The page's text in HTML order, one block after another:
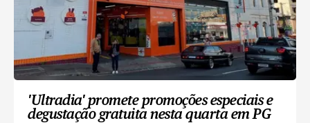
'Ultradia' promete promoções especiais e
degustação gratuita nesta quarta em PG